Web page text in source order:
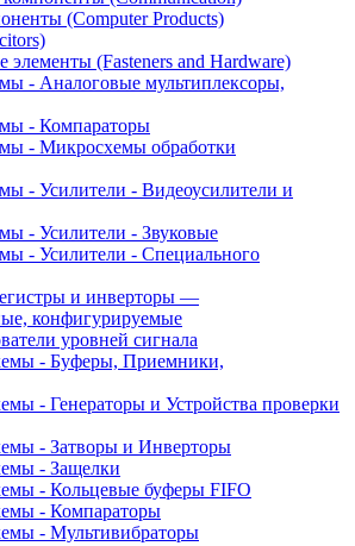
(Computer Products)
(Fasteners and Hardware)
- Аналоговые мультиплексоры,
- Компараторы
- Микросхемы обработки
- Усилители - Видеоусилители и
- Усилители - Звуковые
- Усилители - Специального
и инверторы —
конфигурируемые
уровней сигнала
- Буферы, Приемники,
- Генераторы и Устройства проверки
- Затворы и Инверторы
- Защелки
- Кольцевые буферы FIFO
- Компараторы
- Мультивибраторы